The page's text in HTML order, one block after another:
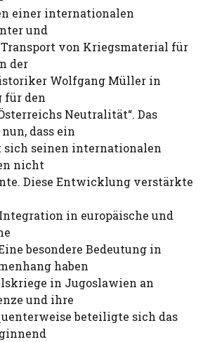
einer internationalen
und
von Kriegsmaterial für
der
Wolfgang Müller in
für den
Neutralität“. Das
dass ein
sich seinen internationalen
nicht
Diese Entwicklung verstärkte
in europäische und
besondere Bedeutung in
haben
in Jugoslawien an
und ihre
beteiligte sich das